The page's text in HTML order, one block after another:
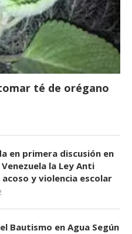
té de orégano
en primera discusión en
la Ley Anti
acoso y violencia escolar
Bautismo en Agua Según